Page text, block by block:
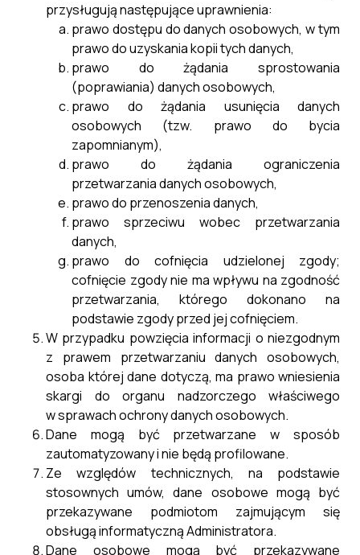
Cieszanów, dnia 20.12.2024 r.
GPiMK. 6733.6.2024
OBWIESZCZENIE Burmistrza
Miasta i Gminy Cieszanów z dnia
20.12.2024 r. Działając na
podstawie art. 49 ustawy z dnia
14 czerwca 1960 r. – Kodeks
postępowania administracyjnego
(t. j. Dz. U. z 2024 r., poz. 572) w
związku art. 53 ust.1 ustawy z dnia
27 marca 2003 r. […]
Czytaj więcej ...
Poprzednia
przysługują następujące uprawnienia:
prawo dostępu do danych osobowych, w tym
prawo do uzyskania kopii tych danych,
prawo do żądania sprostowania
(poprawiania) danych osobowych,
prawo do żądania usunięcia danych
osobowych (tzw. prawo do bycia
zapomnianym),
prawo do żądania ograniczenia
przetwarzania danych osobowych,
prawo do przenoszenia danych,
prawo sprzeciwu wobec przetwarzania
danych,
prawo do cofnięcia udzielonej zgody;
cofnięcie zgody nie ma wpływu na zgodność
przetwarzania, którego dokonano na
podstawie zgody przed jej cofnięciem.
W przypadku powzięcia informacji o niezgodnym
z prawem przetwarzaniu danych osobowych,
osoba której dane dotyczą, ma prawo wniesienia
skargi do organu nadzorczego właściwego
w sprawach ochrony danych osobowych.
Dane mogą być przetwarzane w sposób
zautomatyzowany i nie będą profilowane.
Ze względów technicznych, na podstawie
stosownych umów, dane osobowe mogą być
przekazywane podmiotom zajmującym się
obsługą informatyczną Administratora.
Dane osobowe mogą być przekazywane